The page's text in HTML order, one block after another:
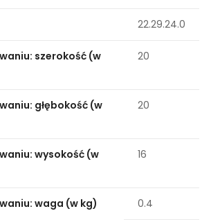
22.29.24.0
szerokość (w
20
głębokość (w
20
wysokość (w
16
waga (w kg) 0.4